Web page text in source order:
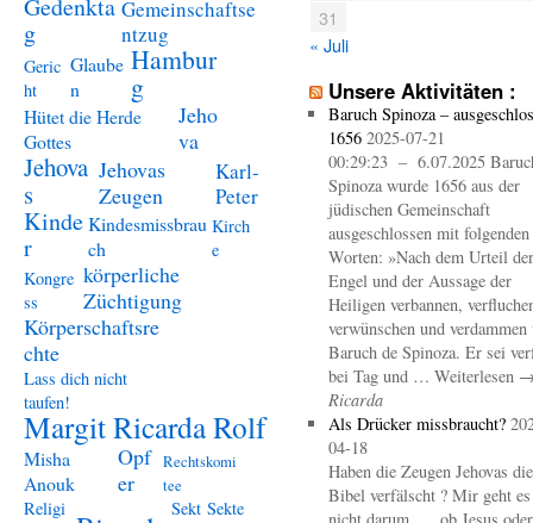
Gedenkta
g
Gemeinschaftse
ntzug
Geric
ht
Glaube
n
Hambur
g
Hütet die Herde
Gottes
Jeho
va
Jehova
s
Jehovas
Zeugen
Karl-
Peter
Kinde
r
Kindesmissbrau
ch
Kirch
e
Kongre
ss
körperliche
Züchtigung
Körperschaftsre
chte
Lass dich nicht
taufen!
Margit Ricarda Rolf
Misha
Anouk
Opf
er
Rechtskomi
tee
Religi
Sekt Sekte
31
« Juli
Unsere Aktivitäten :
Baruch Spinoza –
1656 2025-07-21
00:29:23 – 6.07.2025
Spinoza wurde 1656 aus der
jüdischen Gemeinschaft
ausgeschlossen mit folgenden
Worten: »Nach dem Urteil der
Engel und der Aussage der
Heiligen verbannen,
verwünschen und
Baruch de Spinoza. Er sei
bei Tag und … Weiterlesen
Ricarda
Als Drücker missbraucht?
04-18
Haben die Zeugen Jehovas die
Bibel verfälscht ? Mir geht